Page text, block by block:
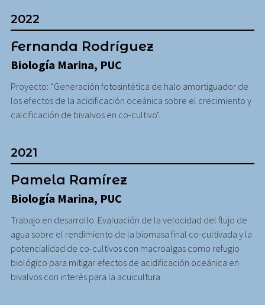
2022
Fernanda Rodríguez
Biología Marina, PUC
Proyecto: “Generación fotosintética de halo amortiguador de
los efectos de la acidificación oceánica sobre el crecimiento y
calcificación de bivalvos en co-cultivo".
2021
Pamela Ramírez
Biología Marina, PUC
Trabajo en desarrollo: Evaluación de la velocidad del flujo de
agua sobre el rendimiento de la biomasa final co-cultivada y la
potencialidad de co-cultivos con macroalgas como refugio
biológico para mitigar efectos de acidificación oceánica en
bivalvos con interés para la acuicultura.